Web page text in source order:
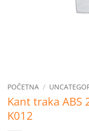
POČETNA /
Kant traka ABS
K012